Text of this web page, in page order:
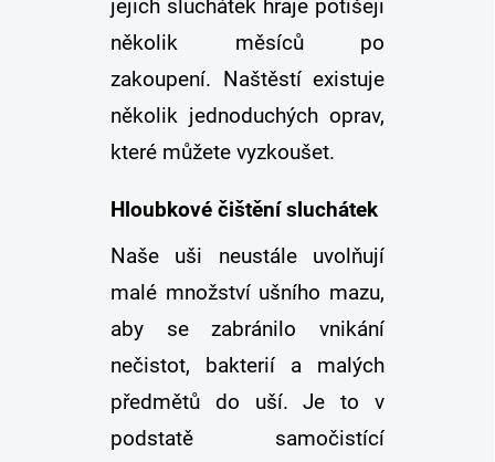
jejich sluchátek hraje potišeji
několik měsíců po
zakoupení. Naštěstí existuje
několik jednoduchých oprav,
které můžete vyzkoušet.
Hloubkové čištění sluchátek
Naše uši neustále uvolňují
malé množství ušního mazu,
aby se zabránilo vnikání
nečistot, bakterií a malých
předmětů do uší. Je to v
podstatě samočistící